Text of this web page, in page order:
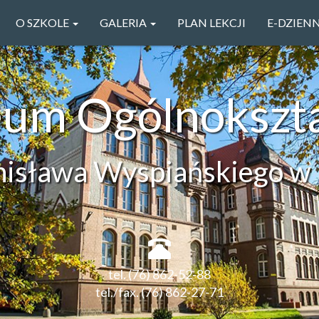
O SZKOLE GALERIA PLAN LEKCJI E-
Wyspiańskiego w
tel. (76) 862-52-88
tel./fax. (76) 862-27-71